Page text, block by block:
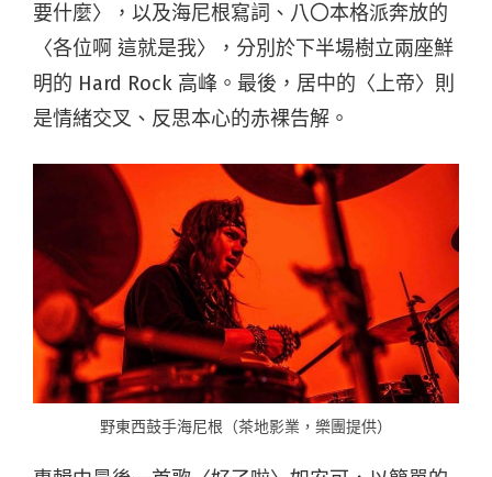
要什麼〉，以及海尼根寫詞、八〇本格派奔放的
〈各位啊 這就是我〉，分別於下半場樹立兩座鮮
明的 Hard Rock 高峰。最後，居中的〈上帝〉則
是情緒交叉、反思本心的赤裸告解。
野東西鼓手海尼根（茶地影業，樂團提供）